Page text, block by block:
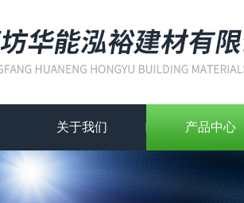
关于我们 产品中心